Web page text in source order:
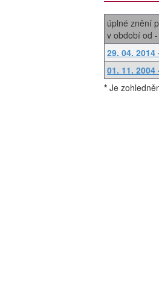
úplné znění
v období od
29. 04. 2014
01. 11. 2004
* Je